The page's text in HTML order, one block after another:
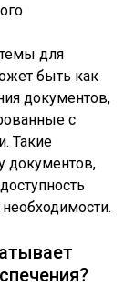
для
быть как
документов,
с
Такие
документов,